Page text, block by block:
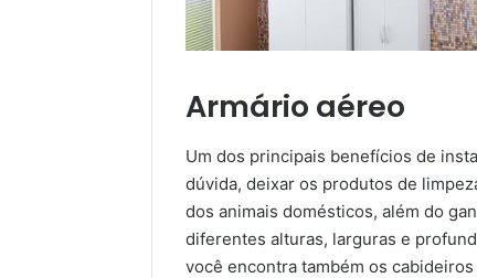
Armário aéreo
Um dos principais benefícios de
dúvida, deixar os produtos de
dos animais domésticos, além do
diferentes alturas, larguras e
você encontra também os